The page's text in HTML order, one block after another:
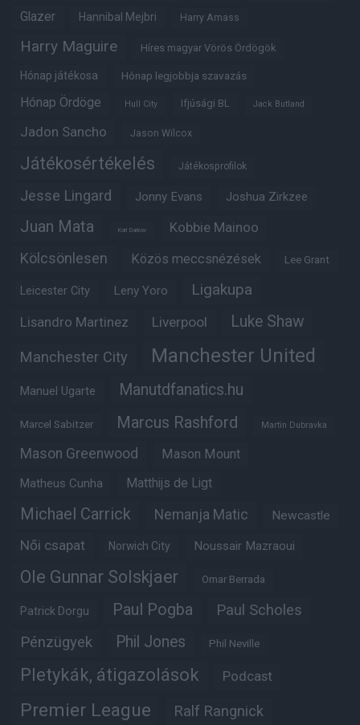
Glazer Hannibal Mejbri Harry Amass
Harry Maguire Híres magyar Vörös Ördögök
Hónap játékosa Hónap legjobbja szavazás
Hónap Ördöge Hull City Ifjúsági BL Jack Butland
Jadon Sancho Jason Wilcox
Játékosértékelés Játékosprofilok
Jesse Lingard Jonny Evans Joshua Zirkzee
Juan Mata Karl Darlow Kobbie Mainoo
Kölcsönlesen Közös meccsnézések Lee Grant
Leicester City Leny Yoro Ligakupa
Lisandro Martinez Liverpool Luke Shaw
Manchester City Manchester United
Manuel Ugarte Manutdfanatics.hu
Marcel Sabitzer Marcus Rashford Martin Dubravka
Mason Greenwood Mason Mount
Matheus Cunha Matthijs de Ligt
Michael Carrick Nemanja Matic Newcastle
Női csapat Norwich City Noussair Mazraoui
Ole Gunnar Solskjaer Omar Berrada
Patrick Dorgu Paul Pogba Paul Scholes
Pénzügyek Phil Jones Phil Neville
Pletykák, átigazolások Podcast
Premier League Ralf Rangnick